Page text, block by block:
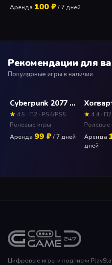
Аренда 100 ₽/ 7 дней
Рекомендации для
Популярные игры в наличии
Cyberpunk 2077 Прокат и аренда игры 7 дней
★ 4.5 · П2 · PS4/PS5
Ролевые игры
Аренда 99 ₽/ 7 дней
★ 4.4 ·
Ролевые
Аренда
дней
Цифровые игры и подписки